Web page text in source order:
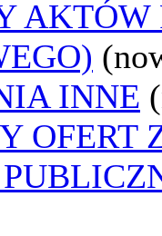
AKTÓW
INNE
OFERT